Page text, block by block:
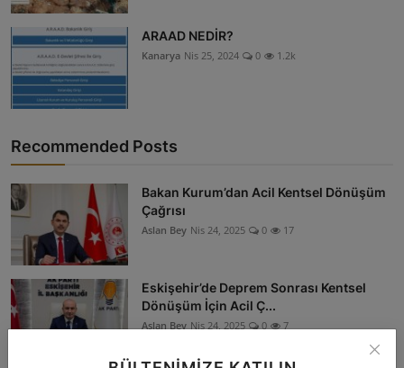
ARAAD NEDİR?
Kanarya Nis 25, 2024 0 1.2k
Recommended Posts
Bakan Kurum’dan Acil Kentsel Dönüşüm
Çağrısı
Aslan Bey Nis 24, 2025 0 17
Eskişehir’de Deprem Sonrası Kentsel
Dönüşüm İçin Acil Ç...
Aslan Bey Nis 24, 2025 0 7